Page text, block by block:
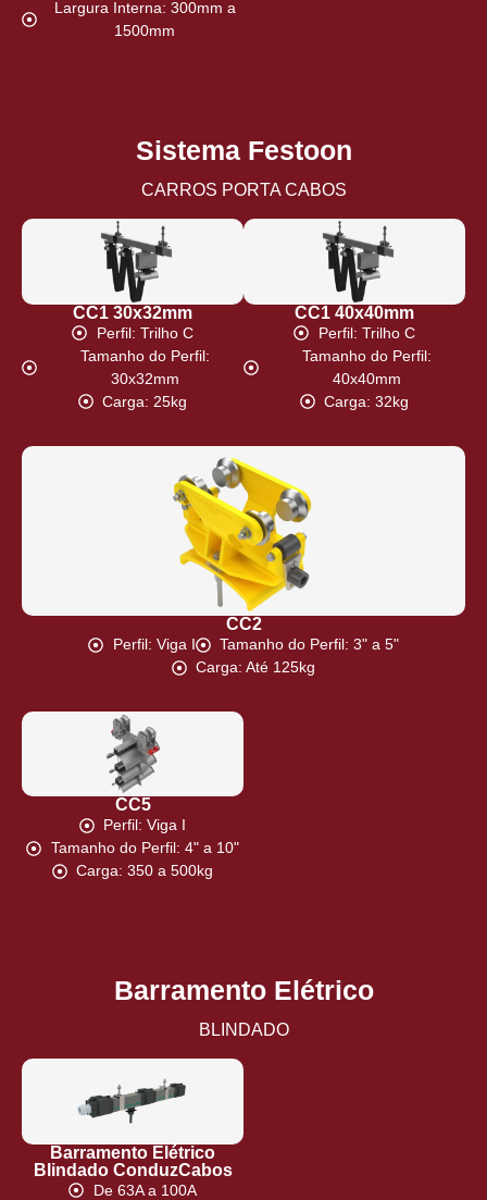
Largura Interna: 300mm a
1500mm
Sistema Festoon
CARROS PORTA CABOS
CC1 30x32mm
Perfil: Trilho C
Tamanho do Perfil:
30x32mm
Carga: 25kg
CC1 40x40mm
Perfil: Trilho C
Tamanho do Perfil:
40x40mm
Carga: 32kg
CC2
Perfil: Viga I
Tamanho do Perfil: 3" a 5"
Carga: Até 125kg
CC5
Perfil: Viga I
Tamanho do Perfil: 4" a 10"
Carga: 350 a 500kg
Barramento Elétrico
BLINDADO
Barramento Elétrico
Blindado ConduzCabos
De 63A a 100A